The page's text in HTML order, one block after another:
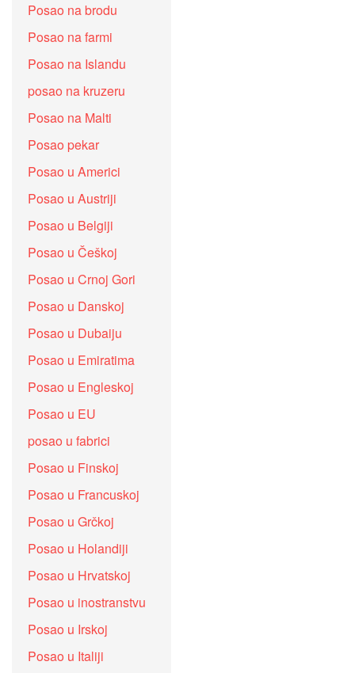
Posao na brodu
Posao na farmi
Posao na Islandu
posao na kruzeru
Posao na Malti
Posao pekar
Posao u Americi
Posao u Austriji
Posao u Belgiji
Posao u Češkoj
Posao u Crnoj Gori
Posao u Danskoj
Posao u Dubaiju
Posao u Emiratima
Posao u Engleskoj
Posao u EU
posao u fabrici
Posao u Finskoj
Posao u Francuskoj
Posao u Grčkoj
Posao u Holandiji
Posao u Hrvatskoj
Posao u inostranstvu
Posao u Irskoj
Posao u Italiji